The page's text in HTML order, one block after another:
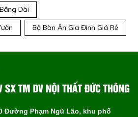
Dài
Bộ Bàn Ăn Gia Đình Giá Rẻ
SX TM DV NỘI THẤT ĐỨC THÔNG
Đường Phạm Ngũ Lão, khu phố